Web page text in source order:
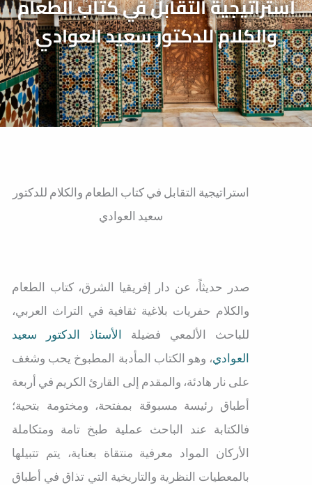
استراتيجية التقابل في كتاب الطعام
والكلام للدكتور سعيد العوادي
استراتيجية التقابل في كتاب الطعام والكلام للدكتور
سعيد العوادي
صدر حديثاً، عن دار إفريقيا الشرق، كتاب الطعام
والكلام حفريات بلاغية ثقافية في التراث العربي،
للباحث الألمعي فضيلة الأستاذ الدكتور سعيد
العوادي، وهو الكتاب المأدبة المطبوخ يحب وشغف
على نار هادئة، والمقدم إلى القارئ الكريم في أربعة
أطباق رئيسة مسبوقة بمفتحة، ومختومة بتحية؛
فالكتابة عند الباحث عملية طبخ تامة ومتكاملة
الأركان المواد معرفية منتقاة بعناية، يتم تتبيلها
بالمعطيات النظرية والتاريخية التي تذاق في أطباق